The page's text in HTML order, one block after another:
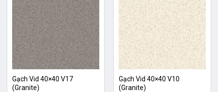
Gạch Vid 40×40 V17
(Granite)
Gạch Vid 40×40 V10
(Granite)